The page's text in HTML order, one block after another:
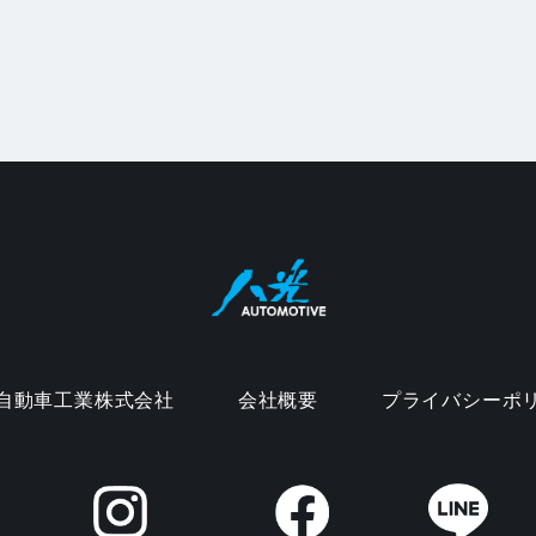
動車工業株式会社 会社概要 プライバシーポ